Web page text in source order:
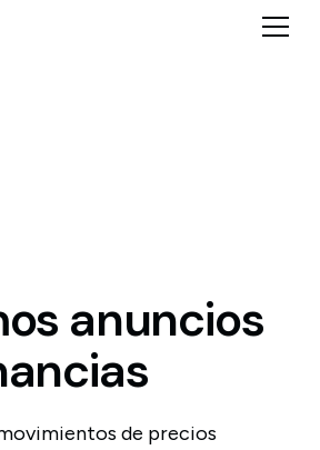
anuncios
de precios